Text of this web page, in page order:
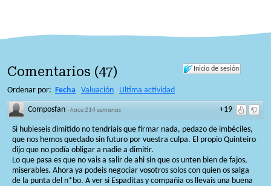
Inicio de sesión
Comentarios (47)
Ordenar por: Fecha Valuación Ultima actividad
+19
Composfan ·hace 214 semanas
Si hubieseis dimitido no tendriais que firmar nada, pedazo de imbéciles,
que nos hemos quedado sin futuro por vuestra culpa. El propio Quinteiro
dijo que no podía obligar a nadie a dimitir.
Lo que pasa es que no vais a salir de ahi sin que os unten bien de fajos,
miserables. Ahora ya podeis negociar vosotros solos con quien os salga
de la punta del n*bo. A ver si Espaditas y compañia os llevais una buena